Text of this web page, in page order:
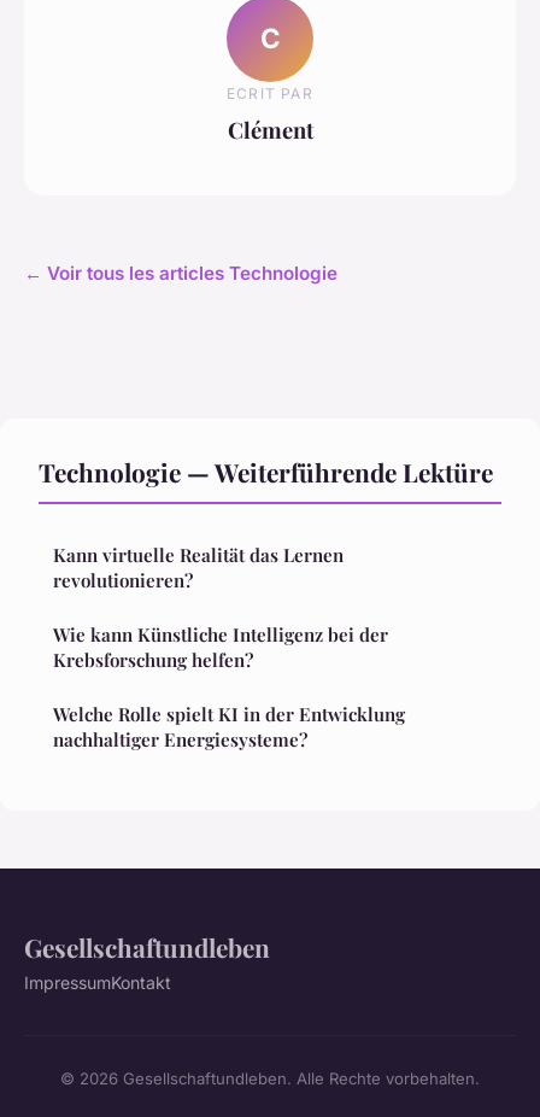
C
ECRIT PAR
Clément
← Voir tous les articles Technologie
Technologie — Weiterführende Lektüre
Kann virtuelle Realität das Lernen
revolutionieren?
Wie kann Künstliche Intelligenz bei der
Krebsforschung helfen?
Welche Rolle spielt KI in der Entwicklung
nachhaltiger Energiesysteme?
Gesellschaftundleben
ImpressumKontakt
© 2026 Gesellschaftundleben. Alle Rechte vorbehalten.